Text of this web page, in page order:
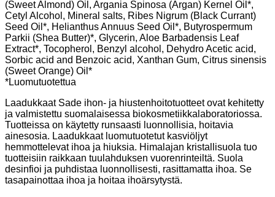
(Sweet Almond) Oil, Argania Spinosa (Argan) Kernel Oil*,
Cetyl Alcohol, Mineral salts, Ribes Nigrum (Black Currant)
Seed Oil*, Helianthus Annuus Seed Oil*, Butyrospermum
Parkii (Shea Butter)*, Glycerin, Aloe Barbadensis Leaf
Extract*, Tocopherol, Benzyl alcohol, Dehydro Acetic acid,
Sorbic acid and Benzoic acid, Xanthan Gum, Citrus sinensis
(Sweet Orange) Oil*
*Luomutuotettua
Laadukkaat Sade ihon- ja hiustenhoitotuotteet ovat kehitetty
ja valmistettu suomalaisessa biokosmetiikkalaboratoriossa.
Tuotteissa on käytetty runsaasti luonnollisia, hoitavia
ainesosia. Laadukkaat luomutuotetut kasviöljyt
hemmottelevat ihoa ja hiuksia. Himalajan kristallisuola tuo
tuotteisiin raikkaan tuulahduksen vuorenrinteiltä. Suola
desinfioi ja puhdistaa luonnollisesti, rasittamatta ihoa. Se
tasapainottaa ihoa ja hoitaa ihoärsytystä.